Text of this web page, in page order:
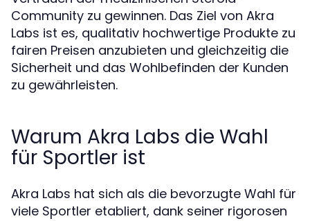
Community zu gewinnen. Das Ziel von Akra
Labs ist es, qualitativ hochwertige Produkte zu
fairen Preisen anzubieten und gleichzeitig die
Sicherheit und das Wohlbefinden der Kunden
zu gewährleisten.
Warum Akra Labs die Wahl
für Sportler ist
Akra Labs hat sich als die bevorzugte Wahl für
viele Sportler etabliert, dank seiner rigorosen